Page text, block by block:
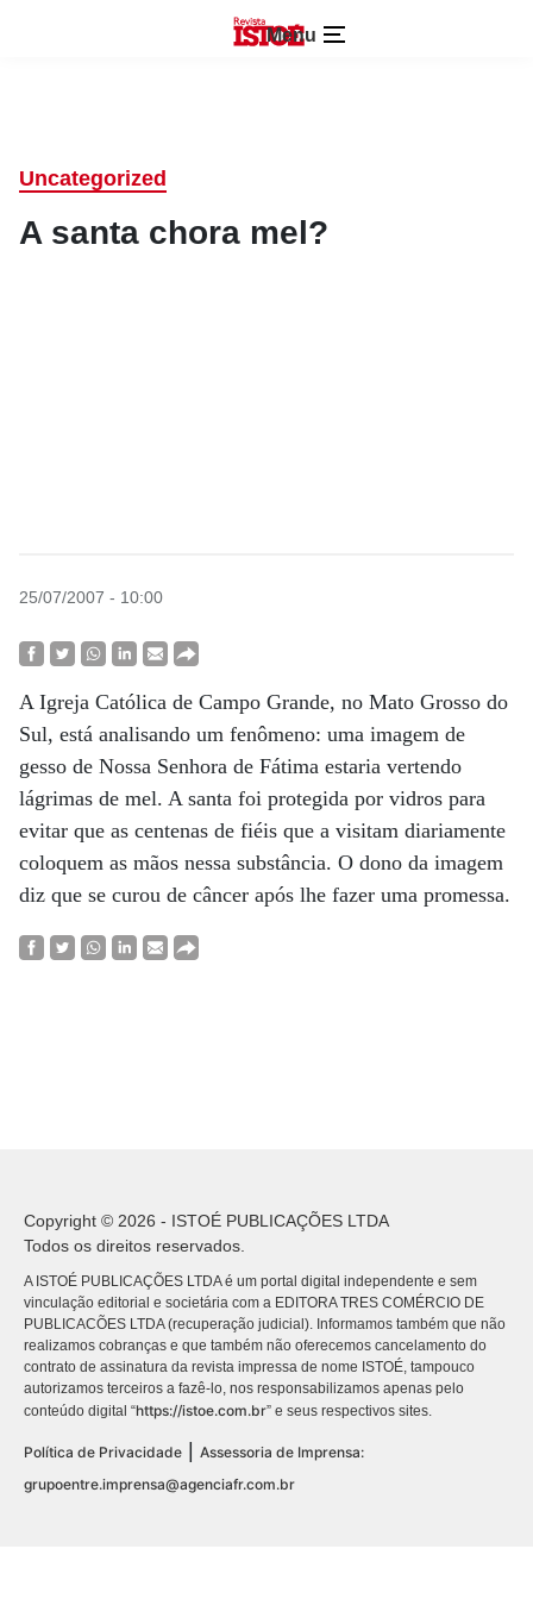
Menu
Uncategorized
A santa chora mel?
25/07/2007 - 10:00
A Igreja Católica de Campo Grande, no Mato Grosso do
Sul, está analisando um fenômeno: uma imagem de
gesso de Nossa Senhora de Fátima estaria vertendo
lágrimas de mel. A santa foi protegida por vidros para
evitar que as centenas de fiéis que a visitam diariamente
coloquem as mãos nessa substância. O dono da imagem
diz que se curou de câncer após lhe fazer uma promessa.
Copyright © 2026 - ISTOÉ PUBLICAÇÕES LTDA
Todos os direitos reservados.
A ISTOÉ PUBLICAÇÕES LTDA é um portal digital independente e sem
vinculação editorial e societária com a EDITORA TRES COMÉRCIO DE
PUBLICACÕES LTDA (recuperação judicial). Informamos também que não
realizamos cobranças e que também não oferecemos cancelamento do
contrato de assinatura da revista impressa de nome ISTOÉ, tampouco
autorizamos terceiros a fazê-lo, nos responsabilizamos apenas pelo
conteúdo digital “https://istoe.com.br” e seus respectivos sites.
Política de Privacidade
Assessoria de Imprensa:
grupoentre.imprensa@agenciafr.com.br